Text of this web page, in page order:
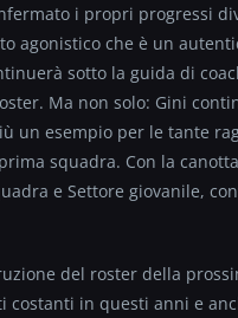
i propri progressi
agonistico che è un
sotto la guida di
Ma non solo: Gini
un esempio per le tante
squadra. Con la
e Settore giovanile,
del roster della
in questi anni e